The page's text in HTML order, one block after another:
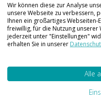
Über 40.000 Artikel auf
Lager
Wir können diese zur Analyse
unsere Webseite zu verbessern,
Ihnen ein großartiges Webseiten-
freiwillig, für die Nutzung unserer
jederzeit unter "Einstellungen"
erhalten Sie in unserer
Alle